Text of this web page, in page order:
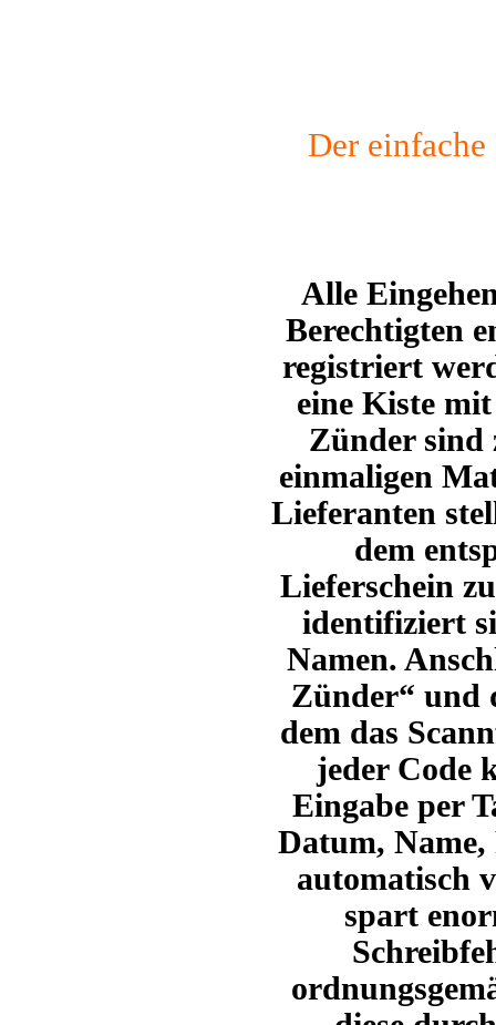
Der
Alle
Berechtigten
registriert
eine Kiste
Zünder sind
einmaligen
Lieferanten
dem
Lieferschein
identifiziert
Namen.
Zünder“ und
dem das
jeder Code
Eingabe per
Datum,
automatisch
spart